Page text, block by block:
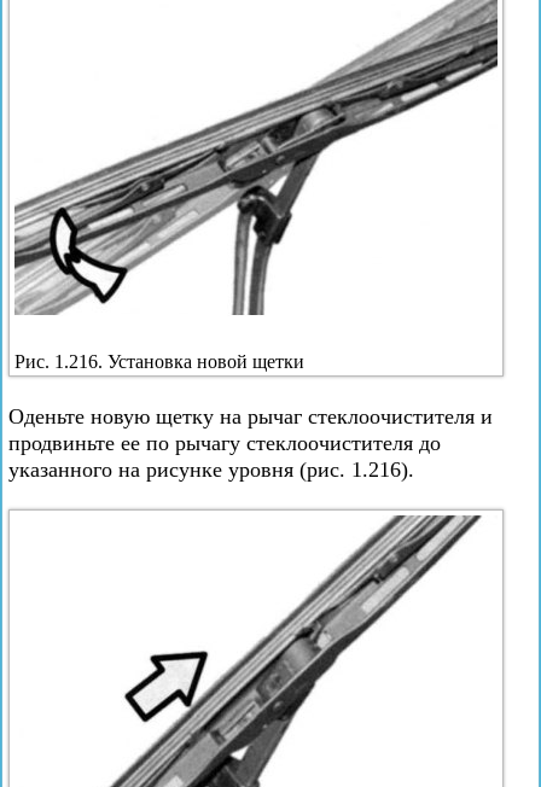
Рис. 1.216. Установка новой щетки
Оденьте новую щетку на рычаг стеклоочистителя и
продвиньте ее по рычагу стеклоочистителя до
указанного на рисунке уровня (рис. 1.216).